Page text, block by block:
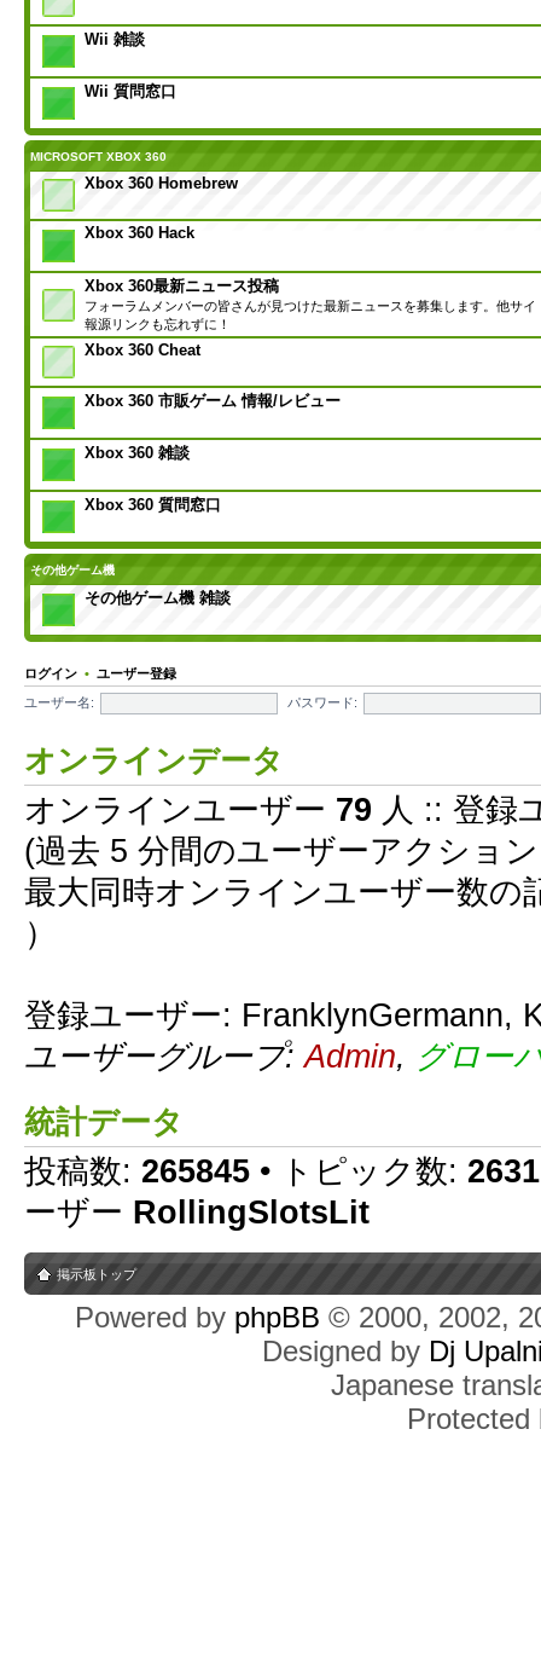
Wii 雑談
Wii 質問窓口
MICROSOFT XBOX 360
Xbox 360 Homebrew
Xbox 360 Hack
Xbox 360最新ニュース投稿
フォーラムメンバーの皆さんが見つけた最新ニュースを募集します。他サイ
報源リンクも忘れずに！
Xbox 360 Cheat
Xbox 360 市販ゲーム 情報/レビュー
Xbox 360 雑談
Xbox 360 質問窓口
その他ゲーム機
その他ゲーム機 雑談
ログイン • ユーザー登録
ユーザー名: パスワード:
オンラインデータ
オンラインユーザー 79 人 :: 登録
(過去 5 分間のユーザーアクショ
最大同時オンラインユーザー数の
）
登録ユーザー: FranklynGermann,
ユーザーグループ:Admin, グロー
統計データ
投稿数: 265845 • トピック数:
ーザー RollingSlotsLit
掲示板トップ
Powered by phpBB © 2000, 2002,
Designed by Dj
Japanese